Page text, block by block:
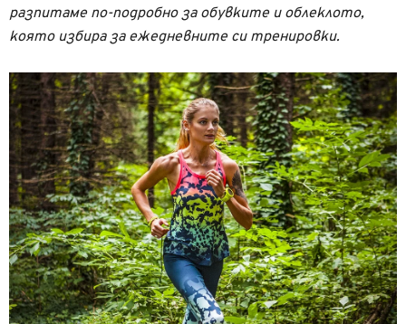
разпитаме по-подробно за обувките и облеклото,
която избира за ежедневните си тренировки.